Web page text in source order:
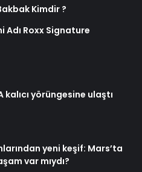
Kimdir ?
Adı Roxx Signature
kalıcı yörüngesine ulaştı
yeni keşif: Mars’ta
var mıydı?